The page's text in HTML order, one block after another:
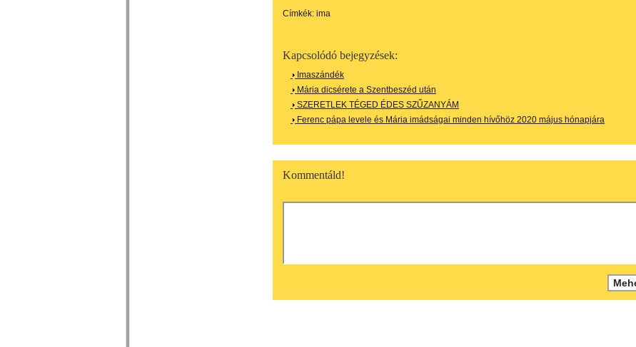
Címkék: ima
Kapcsolódó bejegyzések:
Imaszándék
Mária dicsérete a Szentbeszéd után
SZERETLEK TÉGED ÉDES SZŰZANYÁM
Ferenc pápa levele és Mária imádságai minden hívőhöz 2020 május hónapjára
Kommentáld!